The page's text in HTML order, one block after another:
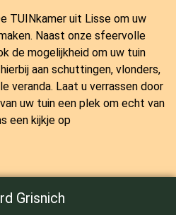
TUINkamer uit Lisse om uw
Naast onze sfeervolle
de mogelijkheid om uw tuin
aan schuttingen, vlonders,
veranda. Laat u verrassen door
uw tuin een plek om echt van
een kijkje op
Grisnich